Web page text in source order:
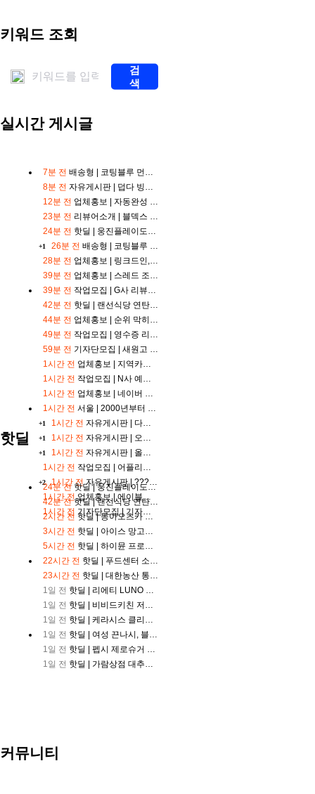
중
포
해
외
스
축
계
계
랙
키워드 조회
검
색
실시간 게시글
7분 전 배송형 | 코팅블루 먼지없고 쿠션감있는 고밀도 탄력 쇼파커버 블로그체험단 모집
8분 전 자유게시판 | 덥다 빙수도 음료도 금방 녹네요
12분 전 업체홍보 | 자동완성 / 함많찾 / 부정키워드 삭제 최저가 실행
23분 전 리뷰어소개 | 블덱스 기준 최적, 준최 제 명의 블로그에 기자단, 단순배포, 준최키워드 월보, 건바이 해드립니다^^
24분 전 핫딜 | 웅진플레이도시 골드시즌(~8/17)
+1 26분 전 배송형 | 코팅블루 알러지케어 고정밴드 침대패드 체험단 모집
28분 전 업체홍보 | 링크드인, 기업 페이지 활성화 비법
39분 전 업체홍보 | 스레드 조회수 관리 대행 맡기세요
39분 전 작업모집 | G사 리뷰어 모집 ( 노출 확인 후 바로 입금 )
42분 전 핫딜 | 랜선식당 연탄불고기, 250g, 4개
44분 전 업체홍보 | 순위 막히시죠 ? 상단 저격 가능합니다.
49분 전 작업모집 | 영수증 리뷰어 모집합니다. 물량 많아요!
59분 전 기자단모집 | 새원고 새사진 제공, 복붙기자단 모집(원고료 5천~1만원) 육아블로그 우대, 빠른 입금
1시간 전 업체홍보 | 지역카페바이럴 맘카페바이럴 맘카페 뽐뿌바이럴 핫딜바이럴 여시바이럴 디젤매니아바이럴
1시간 전 작업모집 |
N사 예약 리뷰어 모집합니다
1시간 전 업체홍보 | 네이버 플레이스 순위가 안 오르는 이유, 리워드 트래픽보다 먼저 확인해야 하는 5가지 데이터(실전편)
1시간 전 서울 | 2000년부터 국내에서 가장 먼저 루테인을 만든 기업의 루테인 제공
+1 1시간 전 자유게시판 | 다이소가 참 좋은 거 같아요
+1 1시간 전 자유게시판 | 오늘 친구랑 냉삼집 가기로 했어요
+1 1시간 전 자유게시판 | 올해가 제일 덜 더운 날이래요
1시간 전 작업모집 | 어플리뷰 모집 립비 1000원 원고제공 복붙 당일입금
+2 1시간 전 자유게시판 |????서이추환영 공감댓글 지속소통!????
1시간 전 업체홍보 |에이블리 상위노출 안정적으로 유지하기
1시간 전 기자단모집 | 기자단 모집 합니다. 당일 입금 바로 해드립니다.
핫딜
24분 전 핫딜 |웅진플레이도시 골드시즌(~8/17)
42분 전 핫딜 |랜선식당 연탄불고기, 250g, 4개
2시간 전 핫딜 |동아오츠카 나랑드사이다 제로, 오리지널, 345ml, 24개
3시간 전 핫딜 | 아이스 망고바 60g X 20개
5시간 전 핫딜 | 하이뮨 프로틴 밸런스 액티브 제로, 밀크쉐이크, 250ml, 18개
22시간 전 핫딜 | 푸드센터 소갈비살, 200g, 5팩
23시간 전 핫딜 | 대한농산 통에담은 슈퍼푸드 5곡 플러스 맞춤혼합 21곡, 2kg, 2개
1일 전 핫딜 | 리에티 LUNO RT 4056 선글라스
1일 전 핫딜 | 비비드키친 저당 닭가슴살 브리또 숯불매콤, 2개
1일 전 핫딜 | 케라시스 클리닉 샴푸 980ml 3개 골라담기 + 180ml 미니어처 증정
1일 전 핫딜 | 여성 끈나시, 블랙 2개 + 화이트 2개, FREE, 4개
1일 전 핫딜 | 펩시 제로슈거 라임향, 210ml, 30개
1일 전 핫딜 | 가람상점 대추방울토마토, 2kg
커뮤니티